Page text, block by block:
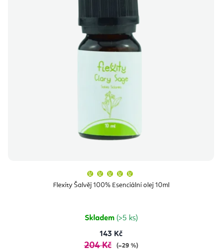
Flexity Šalvěj 100% Esenciální olej 10ml
produktu
je
hvězdiček.
Skladem (>5 ks)
143 Kč
204 Kč (–29 %)